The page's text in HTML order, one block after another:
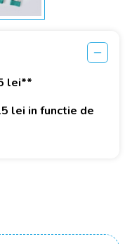
lei**
lei in functie de